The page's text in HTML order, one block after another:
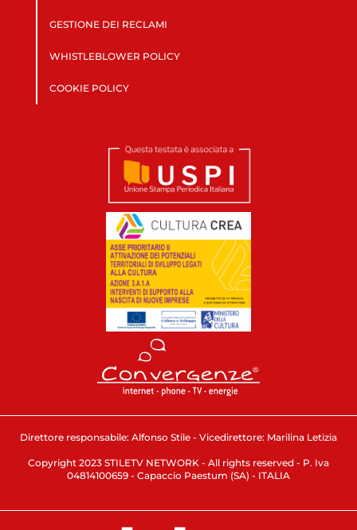
GESTIONE DEI RECLAMI
WHISTLEBLOWER POLICY
COOKIE POLICY
Direttore responsabile: Alfonso Stile - Vicedirettore: Marilina Letizia
Copyright 2023 STILETV NETWORK - All rights reserved - P. Iva
04814100659 - Capaccio Paestum (SA) - ITALIA